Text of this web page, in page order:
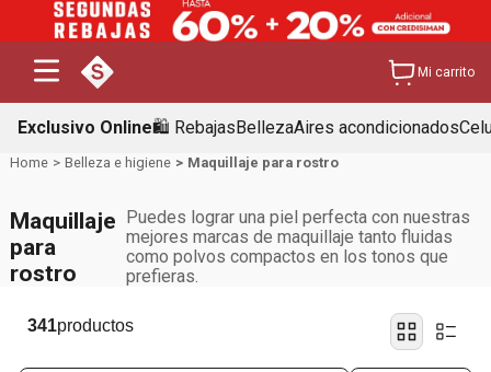
Mi carrito
Exclusivo Online🛍️ RebajasBellezaAires acondicionados
Belleza e higiene Maquillaje para rostro
Maquillaje
para
rostro
Puedes lograr una piel perfecta con nuestras
mejores marcas de maquillaje tanto fluidas
como polvos compactos en los tonos que
prefieras.
341